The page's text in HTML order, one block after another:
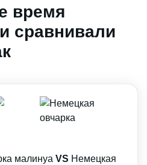
время
сравнивали
малинуа VS Немецкая